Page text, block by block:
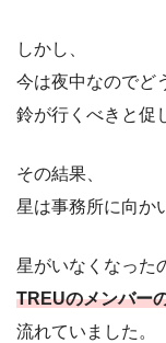
しかし、
今は夜中なのでど
鈴が行くべきと促
その結果、
星は事務所に向か
星がいなくなった
TREUのメンバー
流れていました。